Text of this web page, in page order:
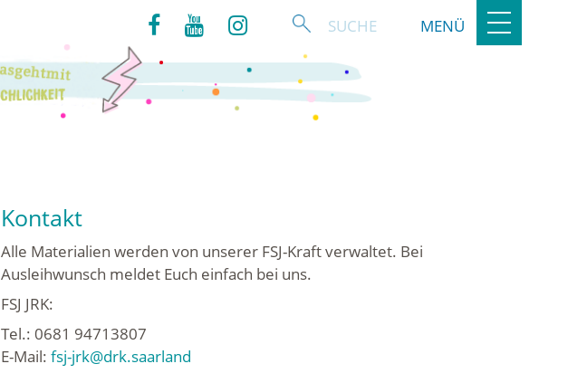
MENÜ
Toggle
navigation
Kontakt
Alle Materialien werden von unserer FSJ-Kraft verwaltet. Bei
Ausleihwunsch meldet Euch einfach bei uns.
FSJ JRK:
Tel.: 0681 94713807
E-Mail: fsj-jrk@drk.saarland